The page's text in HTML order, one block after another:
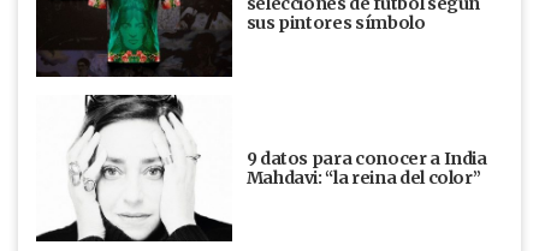
sus pintores símbolo
9 datos para conocer a India
Mahdavi: “la reina del color”